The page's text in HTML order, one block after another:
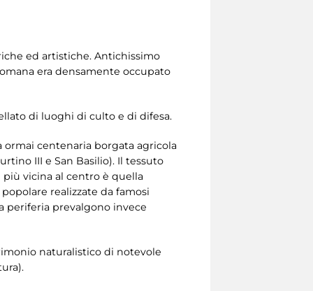
ed artistiche. Antichissimo
era densamente occupato
di luoghi di culto e di difesa.
centenaria borgata agricola
III e San Basilio). Il tessuto
vicina al centro è quella
realizzate da famosi
periferia prevalgono invece
naturalistico di notevole